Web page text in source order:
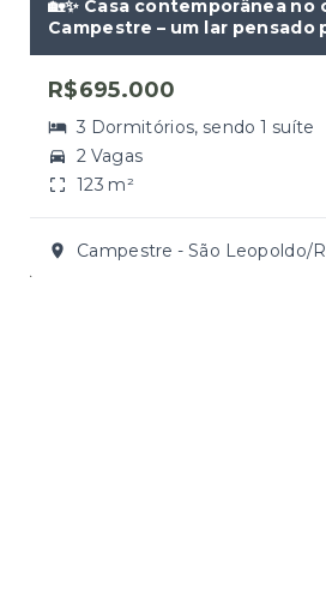
🏡✨ Casa contemporânea
Campestre – um lar pensado
R$695.000
3 Dormitórios, sendo 1 suíte
2 Vagas
123 m²
Campestre - São Leopoldo/